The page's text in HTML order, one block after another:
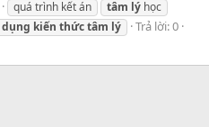
quá trình kết án tâm lý học
dụng kiến thứctâm lý
Trả lời: 0